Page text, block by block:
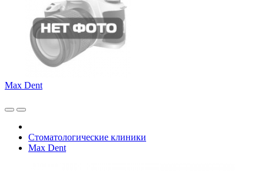
Max Dent
Стоматологические клиники
Max Dent